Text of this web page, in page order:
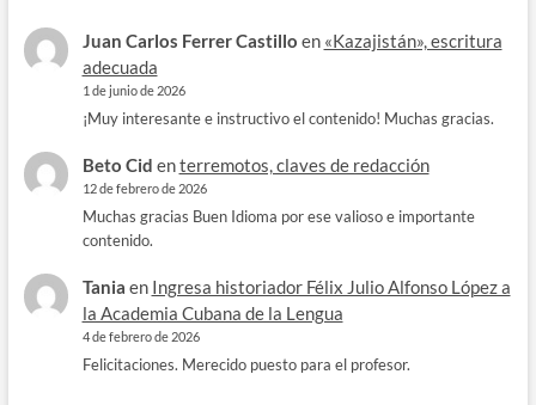
Juan Carlos Ferrer Castillo en «Kazajistán», escritura
adecuada
1 de junio de 2026
¡Muy interesante e instructivo el contenido! Muchas gracias.
Beto Cid enterremotos, claves de redacción
12 de febrero de 2026
Muchas gracias Buen Idioma por ese valioso e importante
contenido.
Tania en Ingresa historiador Félix Julio Alfonso López a
la Academia Cubana de la Lengua
4 de febrero de 2026
Felicitaciones. Merecido puesto para el profesor.